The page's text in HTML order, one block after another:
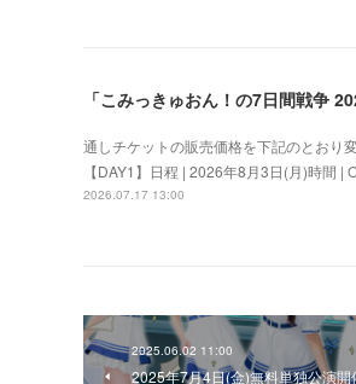
「こみっきゅおん！の7日間戦争
通しチケットの販売価格を下記のとおり
【DAY1】日程 | 2026年8月3日(月)時間
2026.07.17 13:00
2025.06.02 11:00
2025年7月4日(金)無料単独公演開